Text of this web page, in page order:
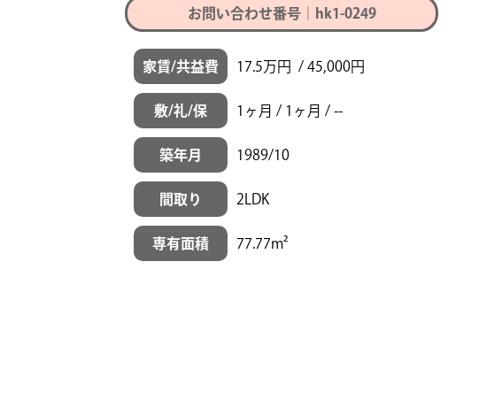
お問い合わせ番号｜hk1-0249
家賃/共益費 17.5万円 / 45,000円
敷/礼/保 1ヶ月 / 1ヶ月 / --
築年月 1989/10
間取り 2LDK
専有面積 77.77m²